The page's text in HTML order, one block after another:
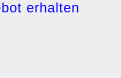
erhalten